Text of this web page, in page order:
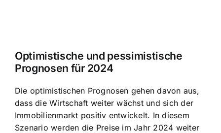
Optimistische und pessimistische
Prognosen für 2024
Die optimistischen Prognosen gehen davon aus,
dass die Wirtschaft weiter wächst und sich der
Immobilienmarkt positiv entwickelt. In diesem
Szenario werden die Preise im Jahr 2024 weiter